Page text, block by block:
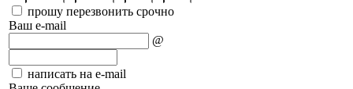
прошу перезвонить срочно
Ваш e-mail
@
написать на e-mail